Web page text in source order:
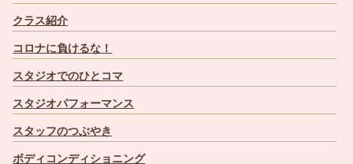
クラス紹介
コロナに負けるな！
スタジオでのひとコマ
スタジオパフォーマンス
スタッフのつぶやき
ボディコンディショニング